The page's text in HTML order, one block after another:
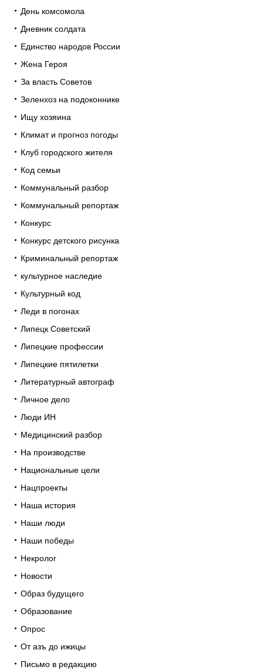
День комсомола
Дневник солдата
Единство народов России
Жена Героя
За власть Советов
Зеленхоз на подоконнике
Ищу хозяина
Климат и прогноз погоды
Клуб городского жителя
Код семьи
Коммунальный разбор
Коммунальный репортаж
Конкурс
Конкурс детского рисунка
Криминальный репортаж
культурное наследие
Культурный код
Леди в погонах
Липецк Советский
Липецкие профессии
Липецкие пятилетки
Литературный автограф
Личное дело
Люди ИН
Медицинский разбор
На производстве
Национальные цели
Нацпроекты
Наша история
Наши люди
Наши победы
Некролог
Новости
Образ будущего
Образование
Опрос
От азъ до ижицы
Письмо в редакцию